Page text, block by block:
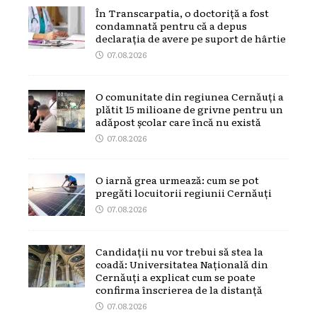
În Transcarpatia, o doctoriță a fost
condamnată pentru că a depus
declarația de avere pe suport de hârtie
07.08.2026
O comunitate din regiunea Cernăuți a
plătit 15 milioane de grivne pentru un
adăpost școlar care încă nu există
07.08.2026
O iarnă grea urmează: cum se pot
pregăti locuitorii regiunii Cernăuți
07.08.2026
Candidații nu vor trebui să stea la
coadă: Universitatea Națională din
Cernăuți a explicat cum se poate
confirma înscrierea de la distanță
07.08.2026